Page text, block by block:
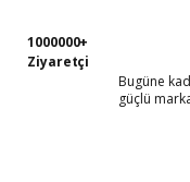
1000000+
Ziyaretçi
Bugüne
güçlü